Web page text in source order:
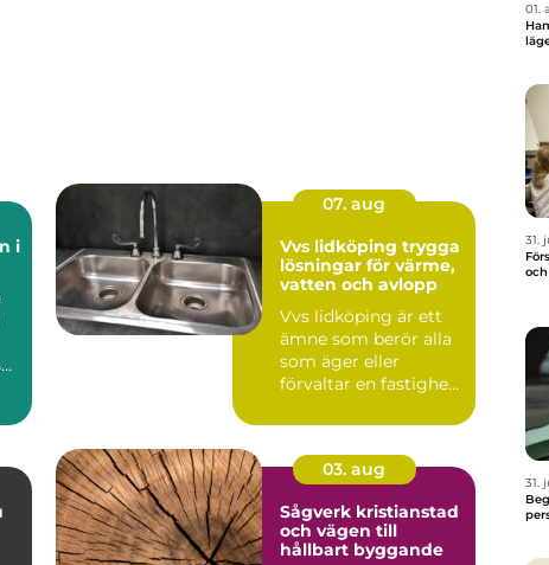
i
07. aug
Vvs lidköping trygga
lösningar för värme,
vatten och avlopp
Vvs lidköping är ett
ämne som berör alla
som äger eller
förvaltar en fastighet
om...
03. aug
Sågverk kristianstad
och vägen till
hållbart byggande
01.
31.
31.